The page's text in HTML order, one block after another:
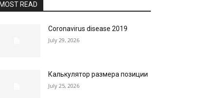
READ
Coronavirus disease 2019
July 29, 2026
Калькулятор размера позиции
July 25, 2026